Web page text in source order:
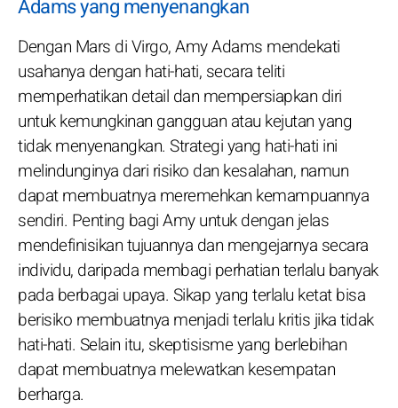
Adams yang menyenangkan
Dengan Mars di Virgo, Amy Adams mendekati
usahanya dengan hati-hati, secara teliti
memperhatikan detail dan mempersiapkan diri
untuk kemungkinan gangguan atau kejutan yang
tidak menyenangkan. Strategi yang hati-hati ini
melindunginya dari risiko dan kesalahan, namun
dapat membuatnya meremehkan kemampuannya
sendiri. Penting bagi Amy untuk dengan jelas
mendefinisikan tujuannya dan mengejarnya secara
individu, daripada membagi perhatian terlalu banyak
pada berbagai upaya. Sikap yang terlalu ketat bisa
berisiko membuatnya menjadi terlalu kritis jika tidak
hati-hati. Selain itu, skeptisisme yang berlebihan
dapat membuatnya melewatkan kesempatan
berharga.